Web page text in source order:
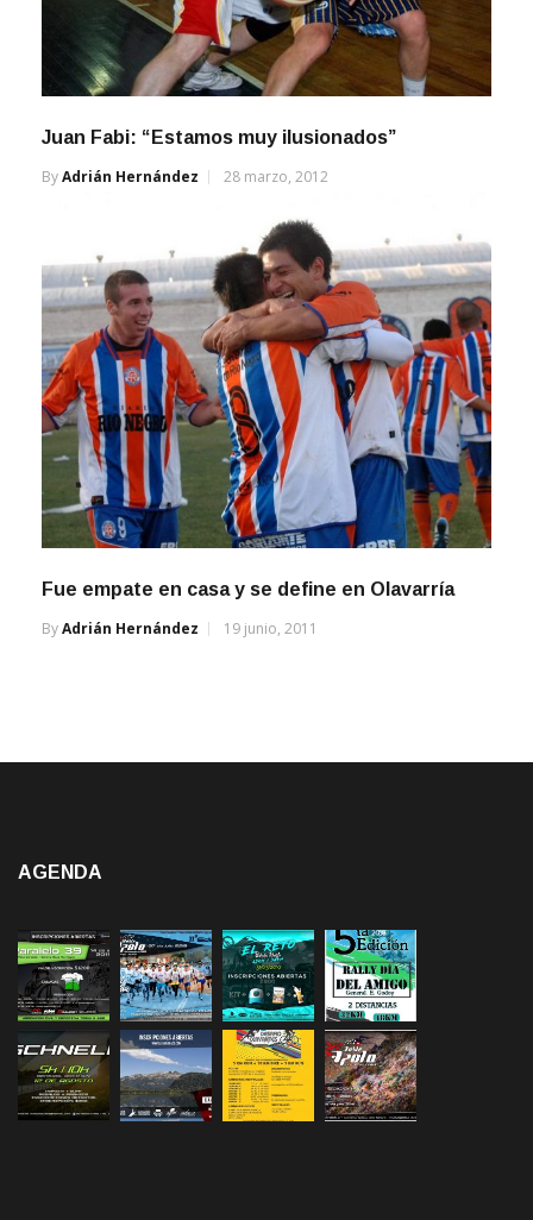
Juan Fabi: “Estamos muy ilusionados”
ByAdrián Hernández 28 marzo, 2012
Fue empate en casa y se define en Olavarría
ByAdrián Hernández 19 junio, 2011
AGENDA